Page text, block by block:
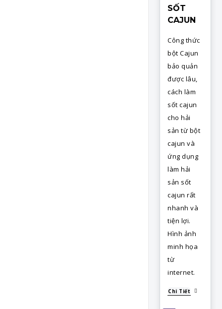
SỐT
CAJUN
Công thức
bột Cajun
bảo quản
được lâu,
cách làm
sốt cajun
cho hải
sản từ bột
cajun và
ứng dụng
làm hải
sản sốt
cajun rất
nhanh và
tiện lợi.
Hình ảnh
minh họa
từ
internet.
Chi Tiết